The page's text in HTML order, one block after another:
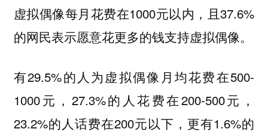
虚拟偶像每月花费在1000元以内，且37.6%
的网民表示愿意花更多的钱支持虚拟偶像。
有29.5%的人为虚拟偶像月均花费在500-
1000元，27.3%的人花费在200-500元，
23.2%的人话费在200元以下，更有1.6%的